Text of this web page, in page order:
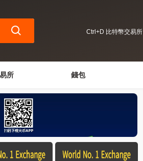
Ctrl+D 比特幣交易所
所 錢包